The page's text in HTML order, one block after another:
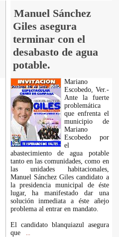
Manuel Sánchez
Giles asegura
terminar con el
desabasto de agua
potable.
Mariano
Escobedo, Ver.-
Ante la fuerte
problemática
que enfrenta el
municipio de
Mariano
Escobedo por
el
abastecimiento de agua potable
tanto en las comunidades, como en
las unidades habitacionales,
Manuel Sánchez Giles candidato a
la presidencia municipal de éste
lugar, ha manifestado dar una
solución inmediata a éste añejo
problema al entrar en mandato.
El candidato blanquiazul asegura
que